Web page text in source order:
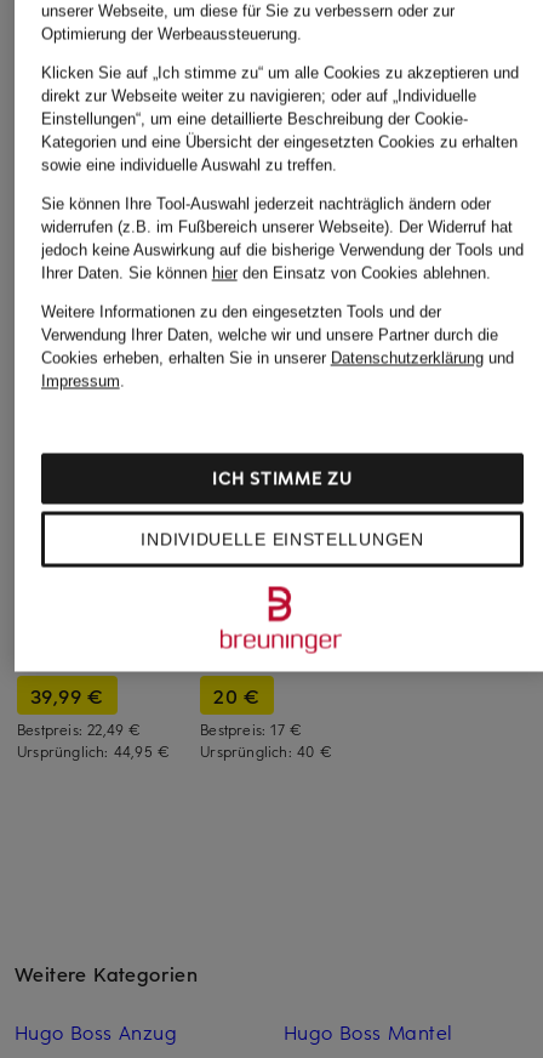
39,99 €
Bestpreis:22,49 €
Ursprünglich: 44,95 €
+Aktionsrabatt
Lounge-Shorts
BOYFRIEND
20 €
Bestpreis:17 €
Ursprünglich: 40 €
POLO RALPH
LAUREN
Weitere Kategorien
Hugo Boss Anzug
Hugo Boss Mantel
unserer Webseite, um diese für Sie zu verbessern oder zur
Optimierung der Werbeaussteuerung.
Klicken Sie auf „Ich stimme zu“ um alle Cookies zu akzeptieren und
direkt zur Webseite weiter zu navigieren; oder auf „Individuelle
Einstellungen“, um eine detaillierte Beschreibung der Cookie-
Kategorien und eine Übersicht der eingesetzten Cookies zu erhalten
sowie eine individuelle Auswahl zu treffen.
Sie können Ihre Tool-Auswahl jederzeit nachträglich ändern oder
widerrufen (z.B. im Fußbereich unserer Webseite). Der Widerruf hat
jedoch keine Auswirkung auf die bisherige Verwendung der Tools und
Ihrer Daten. Sie können hierden Einsatz von Cookies ablehnen.
Weitere Informationen zu den eingesetzten Tools und der
Verwendung Ihrer Daten, welche wir und unsere Partner durch die
Cookies erheben, erhalten Sie in unserer Datenschutzerklärungund
Impressum.
INDIVIDUELLE EINSTELLUNGEN
ICH STIMME ZU